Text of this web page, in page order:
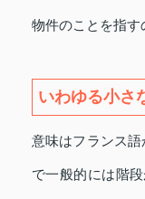
物件のことを指す
いわゆる小さ
意味はフランス
で一般的には階